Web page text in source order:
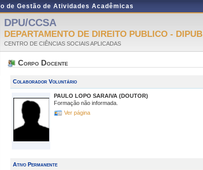
de Gestão de Atividades Acadêmicas
DPU/CCSA
DEPARTAMENTO DE DIREITO PUBLICO - DIPUB
CENTRO DE CIÊNCIAS SOCIAIS APLICADAS
Corpo Docente
Colaborador Voluntário
PAULO LOPO SARAIVA (DOUTOR)
Formação não informada.
Ver página
Ativo Permanente